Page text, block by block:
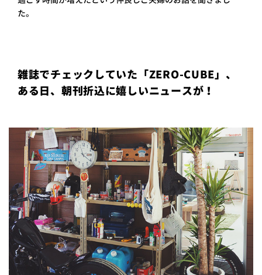
バシー
ポリシ
ー
た。
雑誌でチェックしていた「ZERO-CUBE」、
ある日、朝刊折込に嬉しいニュースが！